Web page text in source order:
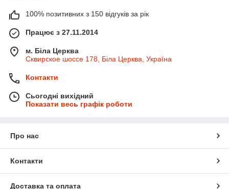
100% позитивних з 150 відгуків за рік
Працює з 27.11.2014
м. Біла Церква
Сквирское шоссе 178, Біла Церква, Україна
Контакти
Сьогодні вихідний
Показати весь графік роботи
Про нас
Контакти
Доставка та оплата